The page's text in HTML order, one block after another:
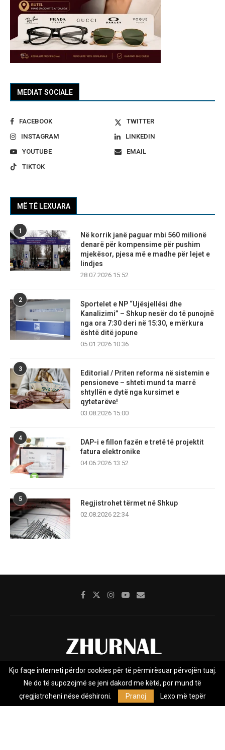
MEDIAT SOCIALE
FACEBOOK
TWITTER
INSTAGRAM
LINKEDIN
YOUTUBE
EMAIL
TIKTOK
MË TË LEXUARA
1
Në korrik janë paguar mbi 560 milionë
denarë për kompensime për pushim
mjekësor, pjesa më e madhe për lejet e
lindjes
28.07.2026 15:52
2
Sportelet e NP “Ujësjellësi dhe
Kanalizimi” – Shkup nesër do të punojnë
nga ora 7:30 deri në 15:30, e mërkura
është ditë jopune
05.01.2026 10:36
3
Editorial / Priten reforma në sistemin e
pensioneve – shteti mund ta marrë
shtyllën e dytë nga kursimet e
qytetarëve!
03.08.2026 15:00
4
DAP-i e fillon fazën e tretë të projektit
fatura elektronike
04.06.2026 13:52
5
Regjistrohet tërmet në Shkup
02.08.2026 22:34
Rreth nesh Impresumi Marketing
Privacy Policy
Zhurnal.mk është Agjenci e Lajmeve e pavarur, e themeluar në vitin
Kjo faqe interneti përdor cookies për të përmirësuar përvojën tuaj.
Ne do të supozojmë se jeni dakord me këtë, por mund të
çregjistroheni nëse dëshironi.
Pranoj Lexo më tepër